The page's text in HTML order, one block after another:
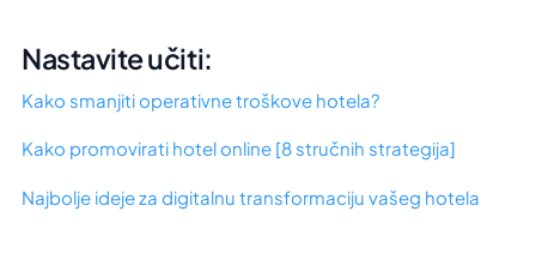
Nastavite učiti:
Kako smanjiti operativne troškove hotela?
Kako promovirati hotel online [8 stručnih strategija]
Najbolje ideje za digitalnu transformaciju vašeg hotela